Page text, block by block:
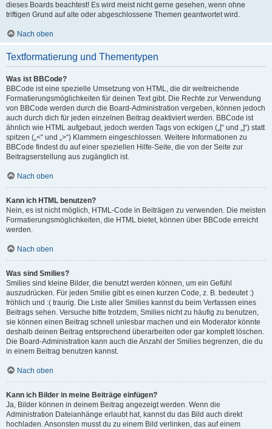
dieses Boards beachtest! Es wird meist nicht gerne gesehen, wenn ohne
triftigen Grund auf alte oder abgeschlossene Themen geantwortet wird.
Nach oben
Textformatierung und Thementypen
Was ist BBCode?
BBCode ist eine spezielle Umsetzung von HTML, die dir weitreichende
Formatierungsmöglichkeiten für deinen Text gibt. Die Rechte zur Verwendung
von BBCode werden durch die Board-Administration vergeben, können jedoch
auch durch dich für jeden einzelnen Beitrag deaktiviert werden. BBCode ist
ähnlich wie HTML aufgebaut, jedoch werden Tags von eckigen („[“ und „]“) statt
spitzen („<“ und „>“) Klammern eingeschlossen. Weitere Informationen zu
BBCode findest du auf einer speziellen Hilfe-Seite, die von der Seite zur
Beitragserstellung aus zugänglich ist.
Nach oben
Kann ich HTML benutzen?
Nein, es ist nicht möglich, HTML-Code in Beiträgen zu verwenden. Die meisten
Formatierungsmöglichkeiten, die HTML bietet, können über BBCode erreicht
werden.
Nach oben
Was sind Smilies?
Smilies sind kleine Bilder, die benutzt werden können, um ein Gefühl
auszudrücken. Für jeden Smilie gibt es einen kurzen Code, z. B. bedeutet :)
fröhlich und :( traurig. Die Liste aller Smilies kannst du beim Verfassen eines
Beitrags sehen. Versuche bitte trotzdem, Smilies nicht zu häufig zu benutzen,
sie können einen Beitrag schnell unlesbar machen und ein Moderator könnte
deshalb deinen Beitrag entsprechend überarbeiten oder gar komplett löschen.
Die Board-Administration kann auch die Anzahl der Smilies begrenzen, die du
in einem Beitrag benutzen kannst.
Nach oben
Kann ich Bilder in meine Beiträge einfügen?
Ja, Bilder können in deinem Beitrag angezeigt werden. Wenn die
Administration Dateianhänge erlaubt hat, kannst du das Bild auch direkt
hochladen. Ansonsten musst du zu einem Bild verlinken, das auf einem